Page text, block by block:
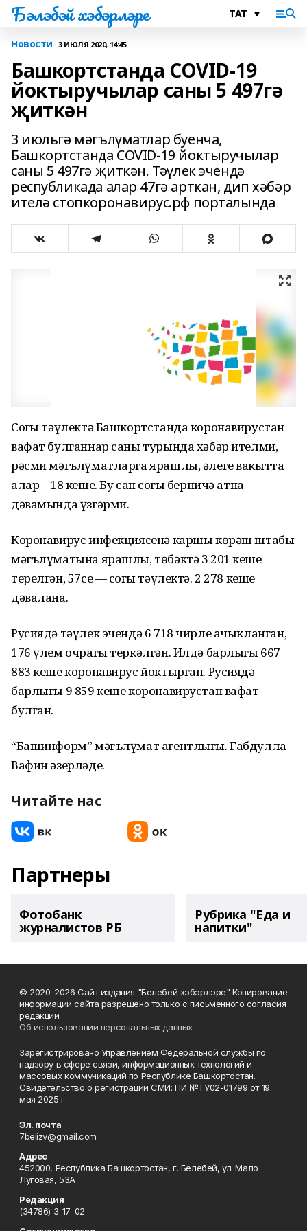
Бэлэбэй хэбэрлэре
Новости 3 ИЮЛЯ 2020, 14:45
Башкортстанда COVID-19
йоктыручылар саны 5 497гә
җиткән
3 июльгә мәгълүматлар буенча,
Башкортстанда COVID-19 йоктыручылар
саны 5 497гә җиткән. Тәүлек эчендә
республикада алар 47гә арткан, дип хәбәр
ителә стопкоронавирус.рф порталында
Соңгы тәүлектә Башкортстанда коронавирустан
вафат булганнар саны турында хәбәр ителми,
рәсми мәгълүматларга ярашлы, әлеге вакытта
алар – 18 кеше. Бу сан соңгы берничә атна
дәвамында үзгәрми.
Коронавирус инфекциясенә каршы көрәш штабы
мәгълүматына ярашлы, төбәктә 3 201 кеше
терелгән, 57се — соңгы тәүлектә. 2 278 кеше
дәвалана.
Русиядә тәүлек эчендә 6 718 чирле ачыкланган,
176 үлем очрагы теркәлгән. Илдә барлыгы 667
883 кеше коронавирус йоктырган. Русиядә
барлыгы 9 859 кеше коронавирустан вафат
булган.
“Башинформ” мәгълүмат агентлыгы. Габдулла
Вафин әзерләде.
Читайте нас
Партнеры
Фотобанк
журналистов РБ
Рубрика "Еда и
напитки"
© 2020-2026 Сайт издания "Белебей хэбэрлэре" Копирование
информации сайта разрешено только с письменного согласия
редакции
Об использовании персональных данных
Зарегистрировано Управлением Федеральной службы по
надзору в сфере связи, информационных технологий и
массовых коммуникаций по Республике Башкортостан.
Свидетельство о регистрации СМИ: ПИ №ТУ02-01799 от 19
мая 2025 г.
Эл. почта
7belizv@gmail.com
Адрес
452000, Республика Башкортостан, г. Белебей, ул. Мало
Луговая, 53А
Редакция
(34786) 3-17-02